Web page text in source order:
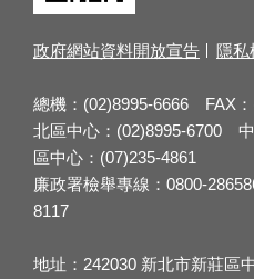
政府網站資料開放宣告 隱私
總機：(02)8995-6666 FAX：
北區中心：(02)8995-6700
區中心：(07)235-4861
廉政署檢舉專線：0800-
8117
地址：242030 新北市新莊區